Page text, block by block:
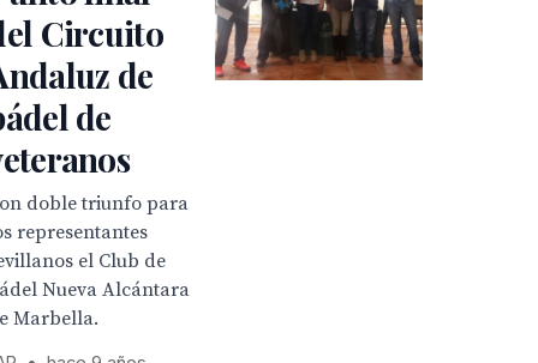
Circuito
de
de
doble triunfo para
representantes
el Club de
Nueva Alcántara
Marbella.